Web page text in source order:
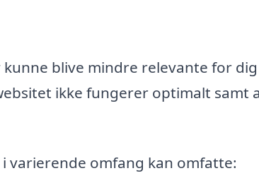
blive mindre relevante for
ikke fungerer optimalt samt
varierende omfang kan omfatte: